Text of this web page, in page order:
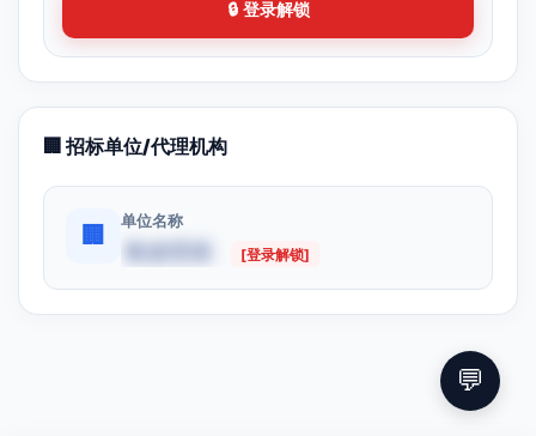
🔒 登录解锁
🏢 招标单位/代理机构
🏢
单位名称
[登录解锁]
💬